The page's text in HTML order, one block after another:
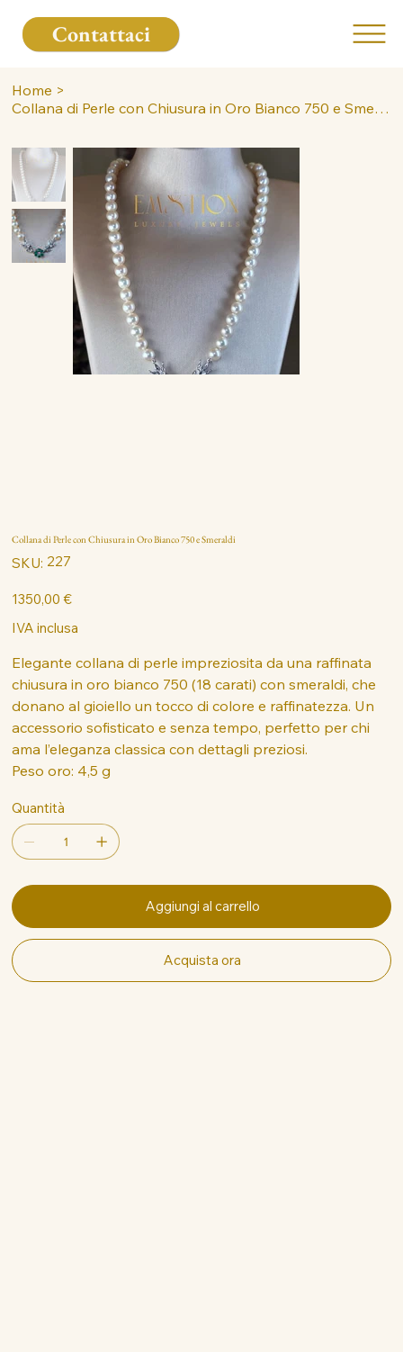
Contattaci
Home >
Collana di Perle con Chiusura in Oro Bianco 750 e Smeraldi
Collana di Perle con Chiusura in Oro Bianco 750 e Smeraldi
SKU: SKU
227
227
Prezzo
1350,00 €
IVA inclusa
Elegante collana di perle impreziosita da una raffinata
chiusura in oro bianco 750 (18 carati) con smeraldi, che
donano al gioiello un tocco di colore e raffinatezza. Un
accessorio sofisticato e senza tempo, perfetto per chi
ama l’eleganza classica con dettagli preziosi.
Peso oro: 4,5 g
Quantità
Aggiungi al carrello
Acquista ora